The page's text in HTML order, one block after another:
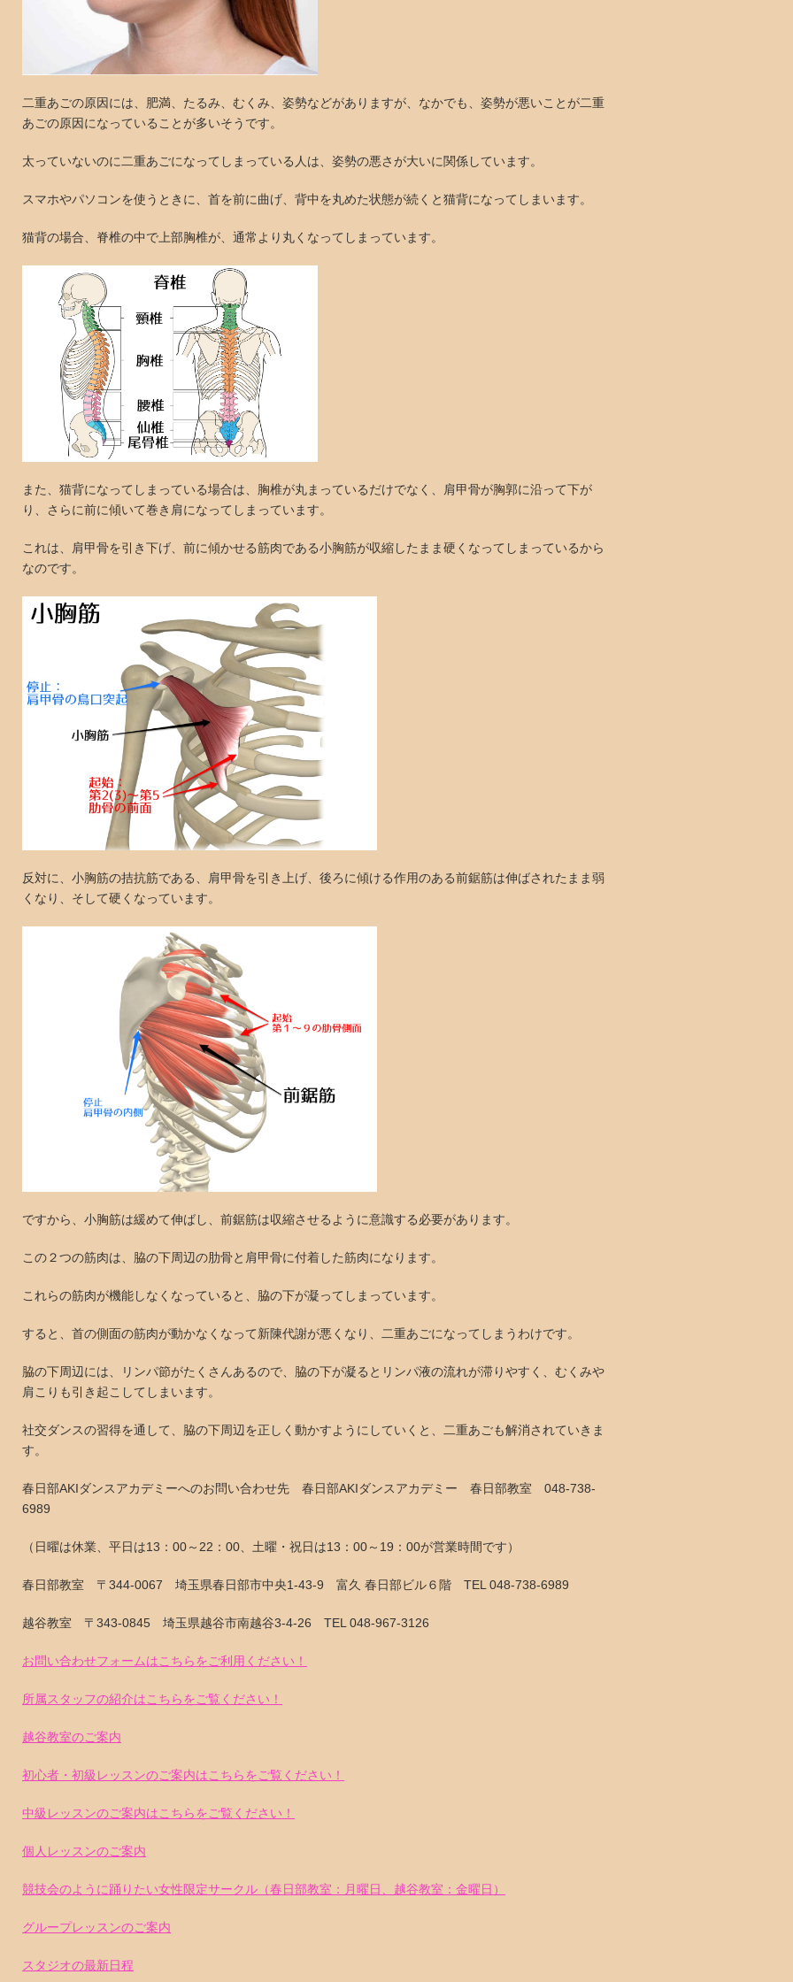
二重あごの原因には、肥満、たるみ、むくみ、姿勢などがありますが、なかでも、姿勢が悪いことが二重
あごの原因になっていることが多いそうです。
太っていないのに二重あごになってしまっている人は、姿勢の悪さが大いに関係しています。
スマホやパソコンを使うときに、首を前に曲げ、背中を丸めた状態が続くと猫背になってしまいます。
猫背の場合、脊椎の中で上部胸椎が、通常より丸くなってしまっています。
また、猫背になってしまっている場合は、胸椎が丸まっているだけでなく、肩甲骨が胸郭に沿って下が
り、さらに前に傾いて巻き肩になってしまっています。
これは、肩甲骨を引き下げ、前に傾かせる筋肉である小胸筋が収縮したまま硬くなってしまっているから
なのです。
反対に、小胸筋の拮抗筋である、肩甲骨を引き上げ、後ろに傾ける作用のある前鋸筋は伸ばされたまま弱
くなり、そして硬くなっています。
ですから、小胸筋は緩めて伸ばし、前鋸筋は収縮させるように意識する必要があります。
この２つの筋肉は、脇の下周辺の肋骨と肩甲骨に付着した筋肉になります。
これらの筋肉が機能しなくなっていると、脇の下が凝ってしまっています。
すると、首の側面の筋肉が動かなくなって新陳代謝が悪くなり、二重あごになってしまうわけです。
脇の下周辺には、リンパ節がたくさんあるので、脇の下が凝るとリンパ液の流れが滞りやすく、むくみや
肩こりも引き起こしてしまいます。
社交ダンスの習得を通して、脇の下周辺を正しく動かすようにしていくと、二重あごも解消されていきま
す。
春日部AKIダンスアカデミーへのお問い合わせ先 春日部AKIダンスアカデミー 春日部教室 048-738-
6989
（日曜は休業、平日は13：00～22：00、土曜・祝日は13：00～19：00が営業時間です）
春日部教室 〒344-0067 埼玉県春日部市中央1-43-9 富久 春日部ビル６階 TEL 048-738-6989
越谷教室 〒343-0845 埼玉県越谷市南越谷3-4-26 TEL 048-967-3126
お問い合わせフォームはこちらをご利用ください！
所属スタッフの紹介はこちらをご覧ください！
越谷教室のご案内
初心者・初級レッスンのご案内はこちらをご覧ください！
中級レッスンのご案内はこちらをご覧ください！
個人レッスンのご案内
競技会のように踊りたい女性限定サークル（春日部教室：月曜日、越谷教室：金曜日）
グループレッスンのご案内
スタジオの最新日程